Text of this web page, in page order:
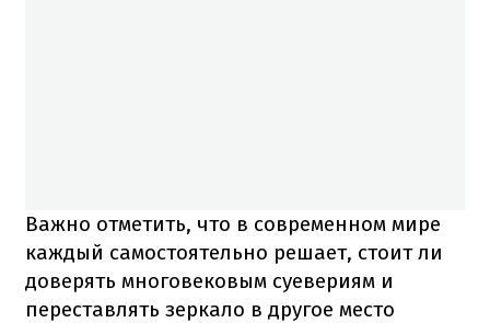
Важно отметить, что в современном мире
каждый самостоятельно решает, стоит ли
доверять многовековым суевериям и
переставлять зеркало в другое место